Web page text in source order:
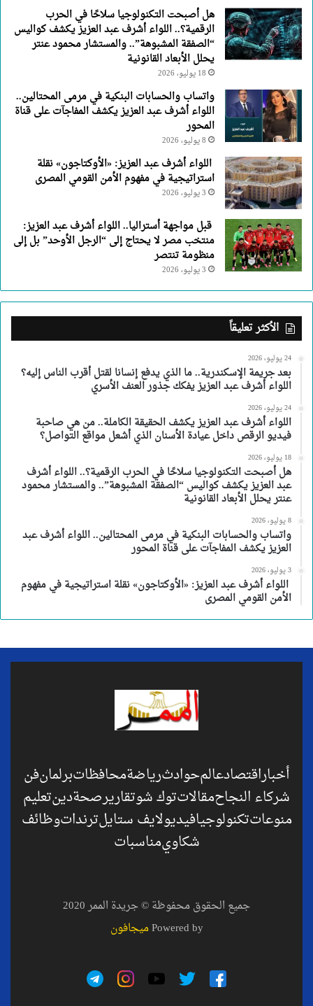
هل أصبحت التكنولوجيا سلاحًا في الحرب
الرقمية؟.. اللواء أشرف عبد العزيز يكشف كواليس
“الصفقة المشبوهة”.. والمستشار محمود عنتر
يحلل الأبعاد القانونية
18 يوليو، 2026
واتساب والحسابات البنكية في مرمى المحتالين..
اللواء أشرف عبد العزيز يكشف المفاجآت على قناة
المحور
8 يوليو، 2026
اللواء أشرف عبد العزيز: «الأوكتاجون» نقلة
استراتيجية في مفهوم الأمن القومي المصرى
3 يوليو، 2026
قبل مواجهة أستراليا.. اللواء أشرف عبد العزيز:
منتخب مصر لا يحتاج إلى “الرجل الأوحد” بل إلى
منظومة تنتصر
3 يوليو، 2026
الأكثر تعليقاً
24 يوليو، 2026
بعد جريمة الإسكندرية.. ما الذي يدفع إنسانا لقتل أقرب الناس إليه؟
اللواء أشرف عبد العزيز يفكك جذور العنف الأسري
24 يوليو، 2026
اللواء أشرف عبد العزيز يكشف الحقيقة الكاملة.. من هي صاحبة
فيديو الرقص داخل عيادة الأسنان الذي أشعل مواقع التواصل؟
18 يوليو، 2026
هل أصبحت التكنولوجيا سلاحًا في الحرب الرقمية؟.. اللواء أشرف
عبد العزيز يكشف كواليس “الصفقة المشبوهة”.. والمستشار محمود
عنتر يحلل الأبعاد القانونية
8 يوليو، 2026
واتساب والحسابات البنكية في مرمى المحتالين.. اللواء أشرف عبد
العزيز يكشف المفاجآت على قناة المحور
3 يوليو، 2026
اللواء أشرف عبد العزيز: «الأوكتاجون» نقلة استراتيجية في مفهوم
الأمن القومي المصرى
أخباراقتصادعالمحوادثرياضةمحافظاتبرلمانفن
شركاء النجاحمقالاتتوك شوتقاريرصحةدينتعليم
منوعاتتكنولوجيافيديولايف ستايلترنداتوظائف
شكاويمناسبات
جميع الحقوق محفوظة © جريدة الممر 2020
Powered byميجافون